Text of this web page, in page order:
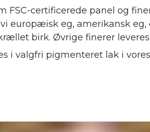
FSC-certificerede panel og
europæisk eg, amerikansk
birk. Øvrige finerer leveres
i valgfri pigmenteret lak i vores